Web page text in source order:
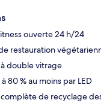
ouverte 24 h/24
restauration
double vitrage
80 % au moins par LED
de recyclage